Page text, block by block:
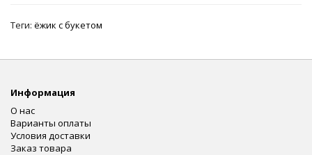
Теги: ёжик с букетом
Информация
О нас
Варианты оплаты
Условия доставки
Заказ товара